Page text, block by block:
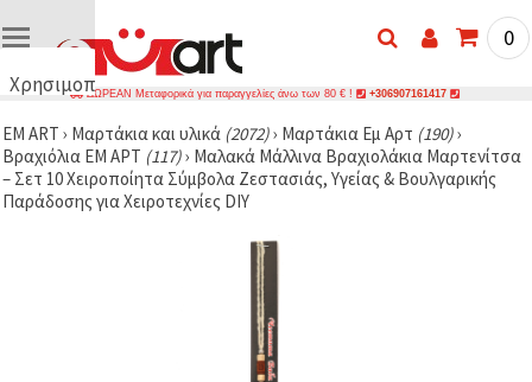
Χρησιμοποιούμε
🍪
Χρησιμοποιούμε
cookies και
παρόμοιες
0
ΔΩΡΕΑΝ Μεταφορικά για παραγγελίες άνω των 80 € ! +306907161417
EM ART › Μαρτάκια και υλικά (2072)› Μαρτάκια Еμ Аρτ (190)›
Βραχιόλια ЕМ АРТ (117)› Μαλακά Μάλλινα Βραχιολάκια Μαρτενίτσα
– Σετ 10 Χειροποίητα Σύμβολα Ζεστασιάς, Υγείας & Βουλγαρικής
Παράδοσης για Χειροτεχνίες DIY